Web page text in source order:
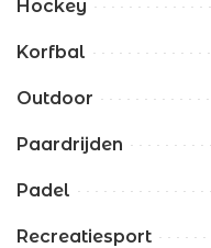
Hockey
Korfbal
Outdoor
Paardrijden
Padel
Recreatiesport